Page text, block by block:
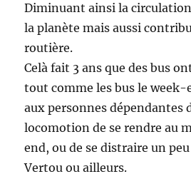
Diminuant ainsi la
la planète mais aussi
routière.
Celà fait 3 ans que des bus
tout comme les bus le week-
aux personnes dépendantes
locomotion de se rendre au
end, ou de se distraire un
Vertou ou ailleurs.